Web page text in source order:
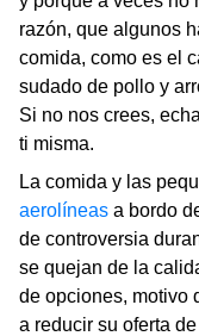
razón, que algunos
comida, como es el
sudado de pollo y
Si no nos crees,
ti misma.
La comida y las
aerolíneas a bordo
de controversia
se quejan de la
de opciones, motivo
a reducir su oferta